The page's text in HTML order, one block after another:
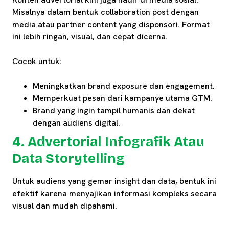
Misalnya dalam bentuk collaboration post dengan
media atau partner content yang disponsori. Format
ini lebih ringan, visual, dan cepat dicerna.
Cocok untuk:
Meningkatkan brand exposure dan engagement.
Memperkuat pesan dari kampanye utama GTM.
Brand yang ingin tampil humanis dan dekat
dengan audiens digital.
4. Advertorial Infografik Atau
Data Storytelling
Untuk audiens yang gemar insight dan data, bentuk ini
efektif karena menyajikan informasi kompleks secara
visual dan mudah dipahami.